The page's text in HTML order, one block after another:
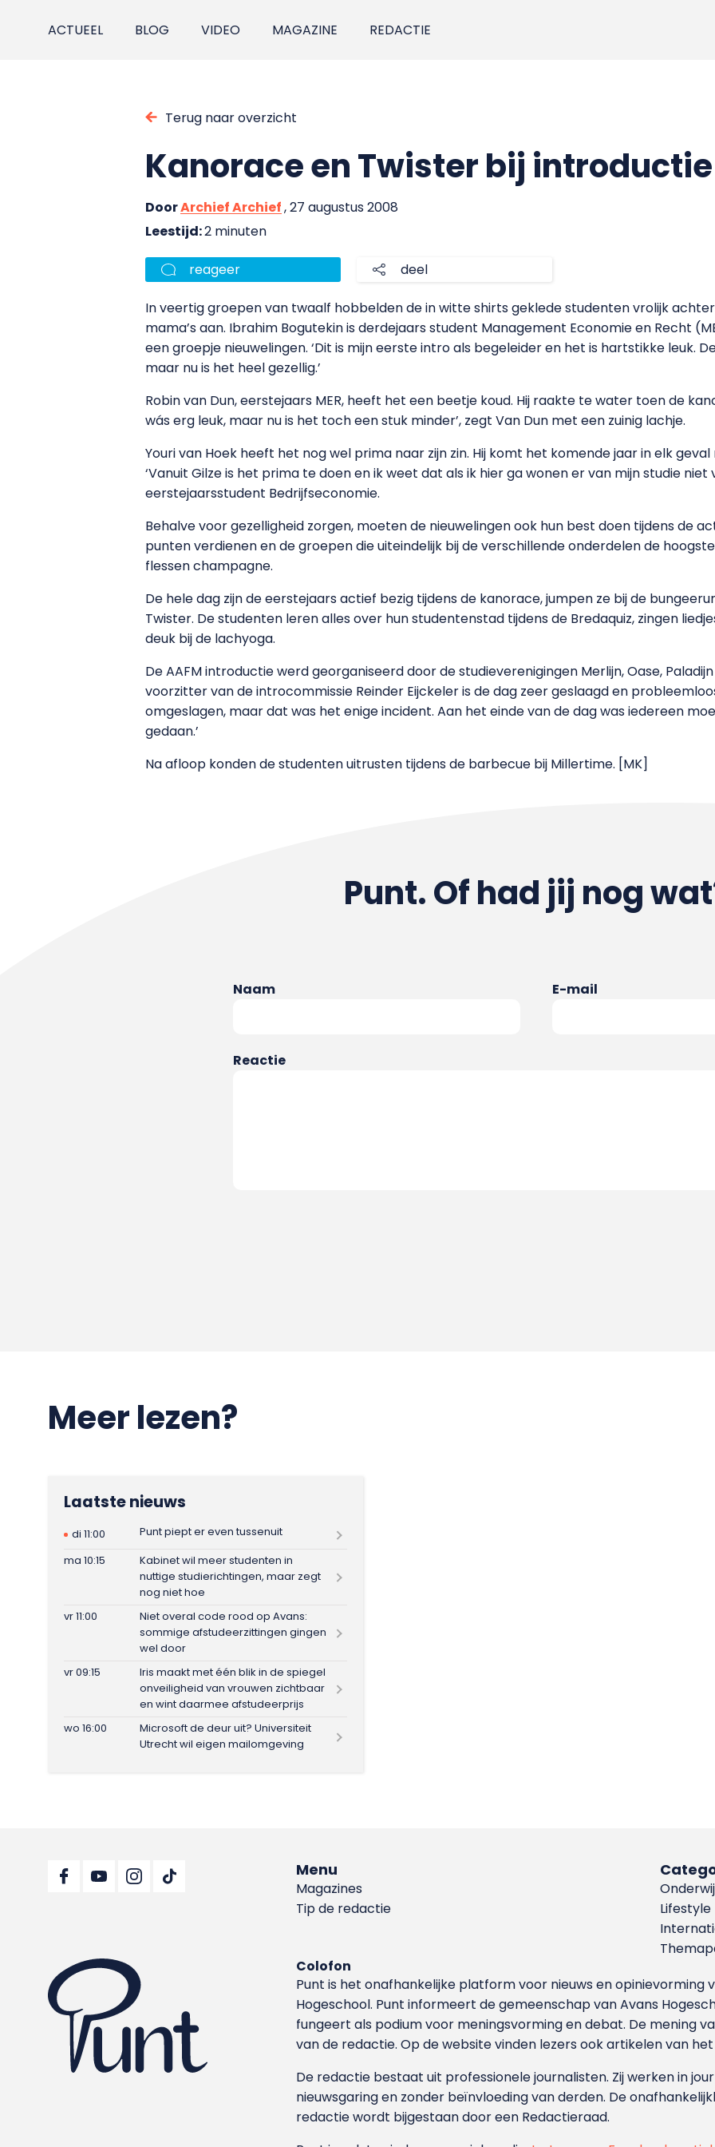
ACTUEEL BLOG VIDEO MAGAZINE REDACTIE
Terug naar overzicht
Kanorace en Twister bij introductie
DoorArchief Archief, 27 augustus 2008
Leestijd:2 minuten
reageer deel
In veertig groepen van twaalf hobbelden de in witte shirts geklede studenten vrolijk
mama’s aan. Ibrahim Bogutekin is derdejaars student Management Economie en Recht
een groepje nieuwelingen. ‘Dit is mijn eerste intro als begeleider en het is hartstikke leuk.
maar nu is het heel gezellig.’
Robin van Dun, eerstejaars MER, heeft het een beetje koud. Hij raakte te water toen de
wás erg leuk, maar nu is het toch een stuk minder’, zegt Van Dun met een zuinig lachje.
Youri van Hoek heeft het nog wel prima naar zijn zin. Hij komt het komende jaar in elk
‘Vanuit Gilze is het prima te doen en ik weet dat als ik hier ga wonen er van mijn studie
eerstejaarsstudent Bedrijfseconomie.
Behalve voor gezelligheid zorgen, moeten de nieuwelingen ook hun best doen tijdens de
punten verdienen en de groepen die uiteindelijk bij de verschillende onderdelen de
flessen champagne.
De hele dag zijn de eerstejaars actief bezig tijdens de kanorace, jumpen ze bij de
Twister. De studenten leren alles over hun studentenstad tijdens de Bredaquiz, zingen
deuk bij de lachyoga.
De AAFM introductie werd georganiseerd door de studieverenigingen Merlijn, Oase,
voorzitter van de introcommissie Reinder Eijckeler is de dag zeer geslaagd en
omgeslagen, maar dat was het enige incident. Aan het einde van de dag was iedereen
gedaan.’
Na afloop konden de studenten uitrusten tijdens de barbecue bij Millertime. [MK]
Punt. Of had jij nog
Naam E-mail
Reactie
Meer lezen?
Laatste nieuws
di 11:00
Punt piept er even tussenuit
ma 10:15
Kabinet wil meer studenten in
nuttige studierichtingen, maar zegt
nog niet hoe
vr 11:00
Niet overal code rood op Avans:
sommige afstudeerzittingen gingen
wel door
vr 09:15
Iris maakt met één blik in de spiegel
onveiligheid van vrouwen zichtbaar
en wint daarmee afstudeerprijs
wo 16:00
Microsoft de deur uit? Universiteit
Utrecht wil eigen mailomgeving
Menu
Magazines
Tip de redactie
Lifestyle
Colofon
Punt is het onafhankelijke platform voor nieuws en
Hoge­school. Punt informeert de gemeenschap van Avans
fungeert als podium voor meningsvorming en debat. De mening
van de redactie. Op de website vinden lezers ook artikelen van
De redactie bestaat uit professionele journalisten. Zij werken in
nieuwsgaring en zonder beïnvloeding van derden. De
redactie wordt bijgestaan door een Redactieraad.